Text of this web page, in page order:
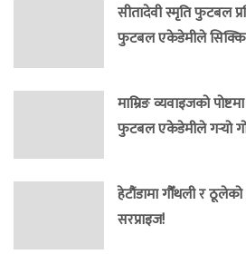
सीतादेवी स्मृति फुटबल
फुटबल एकेडेमीले
माम्रिङ व्यवाइजको
फुटबल एकेडेमीले गर्‍यो
हेटौंडामा गौँथली र
सरप्राइज!